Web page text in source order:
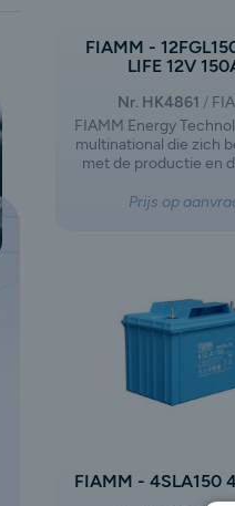
FIAMM -
LIFE 12V
Nr. HK4861
FIAMM Energy
multinational die zich
met de productie en
motorvoertuigen en
industriële
een eigen weg zijn
Prijs op
FIAMM - 4SLA150